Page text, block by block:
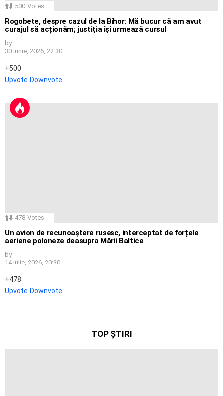
500 Votes
Rogobete, despre cazul de la Bihor: Mă bucur că am avut
curajul să acționăm; justiția își urmează cursul
by
30 iunie, 2026, 22:30
500
Upvote Downvote
478 Votes
Un avion de recunoaștere rusesc, interceptat de forțele
aeriene poloneze deasupra Mării Baltice
by
14 iulie, 2026, 20:30
478
Upvote Downvote
TOP ȘTIRI